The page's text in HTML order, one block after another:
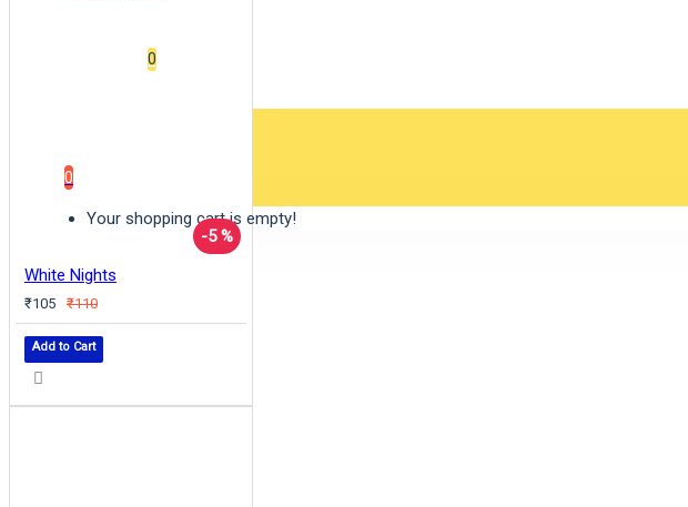
0
0
Your shopping cart is empty!
-5 %
White Nights
₹105 ₹110
Add to Cart